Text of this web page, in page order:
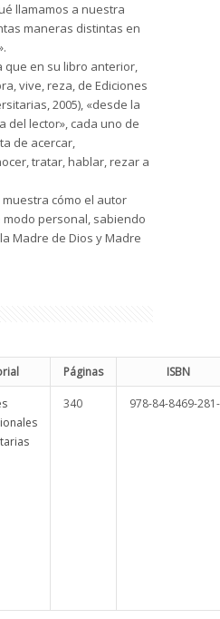
llamamos a nuestra
maneras distintas en
que en su libro anterior,
vive, reza, de Ediciones
2005), «desde la
del lector», cada uno de
de acercar,
tratar, hablar, rezar a
cómo el autor
modo personal, sabiendo
Madre de Dios y Madre
Páginas ISBN
340 978-84-8469-